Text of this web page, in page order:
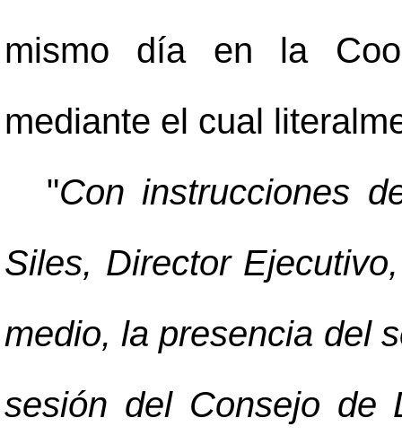
mismo día en la
mediante el cual
"Con instrucciones
Siles, Director
medio, la presencia del
sesión del Consejo de